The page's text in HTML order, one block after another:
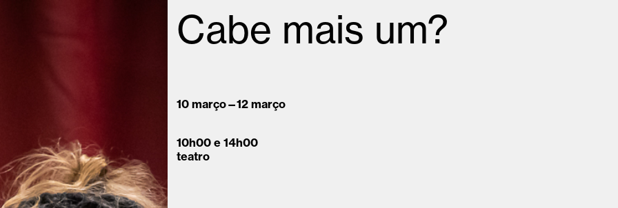
Cabe mais um?
10 março—12 março
10h00 e 14h00
teatro